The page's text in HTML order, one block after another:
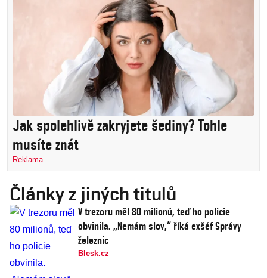
Jak spolehlivě zakryjete šediny? Tohle
musíte znát
Reklama
Články z jiných titulů
V trezoru měl 80 milionů, teď ho policie
obvinila. „Nemám slov,“ říká exšéf Správy
železnic
Blesk.cz